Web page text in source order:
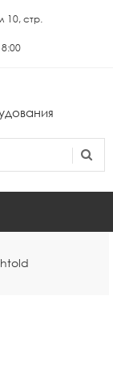
10, стр.